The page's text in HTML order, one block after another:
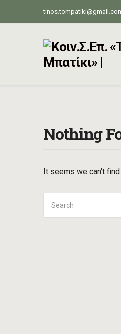
Nothing
It seems we can't